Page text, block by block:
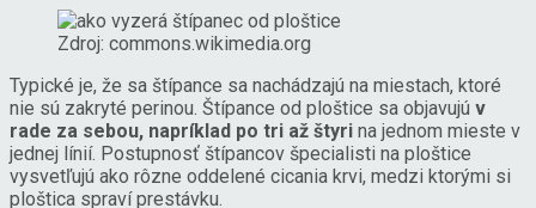
Zdroj: commons.wikimedia.org
Typické je, že sa štípance sa nachádzajú na miestach, ktoré
nie sú zakryté perinou. Štípance od ploštice sa objavujú v
rade za sebou, napríklad po tri až štyri na jednom mieste v
jednej línií. Postupnosť štípancov špecialisti na ploštice
vysvetľujú ako rôzne oddelené cicania krvi, medzi ktorými si
ploštica spraví prestávku.